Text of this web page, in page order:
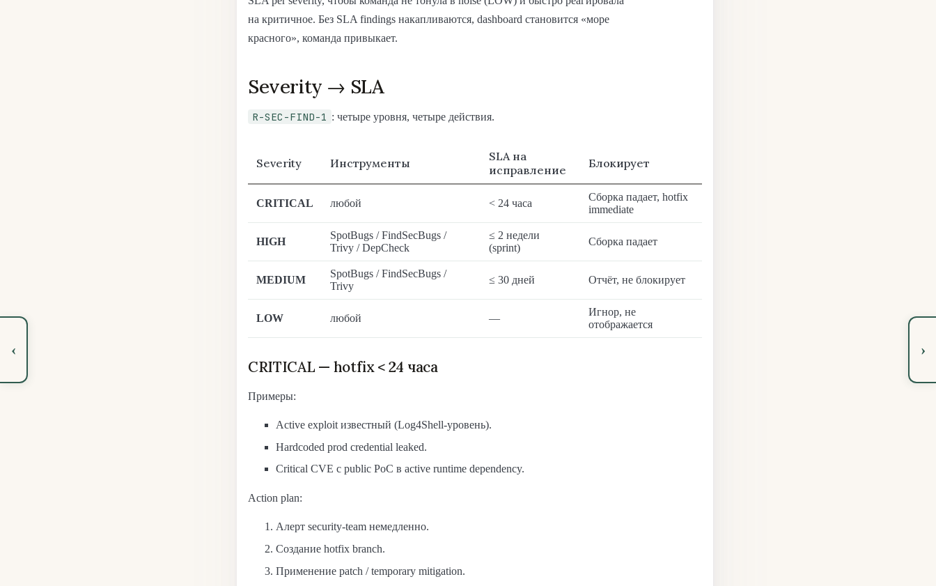
‹
на критичное. Без SLA findings накапливаются, dashboard становится «море
красного», команда привыкает.
Severity → SLA
R-SEC-FIND-1 : четыре уровня, четыре действия.
Severity Инструменты
SLA на
исправление
Блокирует
CRITICAL любой < 24 часа
Сборка падает, hotfix
immediate
HIGH
SpotBugs / FindSecBugs /
Trivy / DepCheck
≤ 2 недели
(sprint)
Сборка падает
MEDIUM
SpotBugs / FindSecBugs /
Trivy
≤ 30 дней Отчёт, не блокирует
LOW любой —
Игнор, не
отображается
CRITICAL — hotfix < 24 часа
Примеры:
Active exploit известный (Log4Shell-уровень).
Hardcoded prod credential leaked.
Critical CVE с public PoC в active runtime dependency.
Action plan:
Алерт security-team немедленно.
Создание hotfix branch.
Применение patch / temporary mitigation.
›